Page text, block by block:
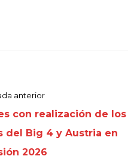
anterior
con realización de los
del Big 4 y Austria en
2026